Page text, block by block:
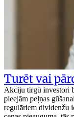
Turēt vai
Akciju tirgū investori
pieejām peļņas
regulāriem dividenžu